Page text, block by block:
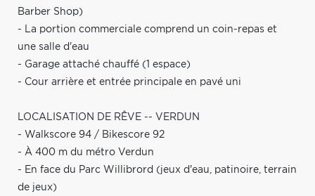
Barber Shop)
- La portion commerciale comprend un coin-repas et
une salle d'eau
- Garage attaché chauffé (1 espace)
- Cour arrière et entrée principale en pavé uni
LOCALISATION DE RÊVE -- VERDUN
- Walkscore 94 / Bikescore 92
- À 400 m du métro Verdun
- En face du Parc Willibrord (jeux d'eau, patinoire, terrain
de jeux)